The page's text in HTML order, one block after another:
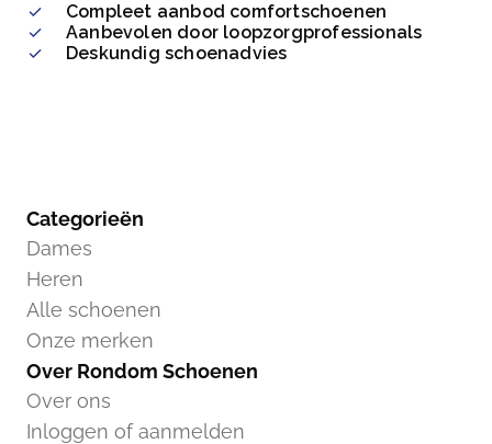
Compleet aanbod comfortschoenen
Aanbevolen door loopzorgprofessionals
Deskundig schoenadvies
Categorieën
Dames
Heren
Alle schoenen
Onze merken
Over Rondom Schoenen
Over ons
Inloggen of aanmelden